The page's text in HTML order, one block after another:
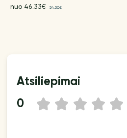
nuo 46.33€ 54.50€
Atsiliepimai
0 5
4
3
2
1